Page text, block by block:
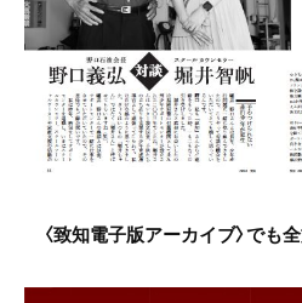
〈致知電子版アーカイブ〉でも